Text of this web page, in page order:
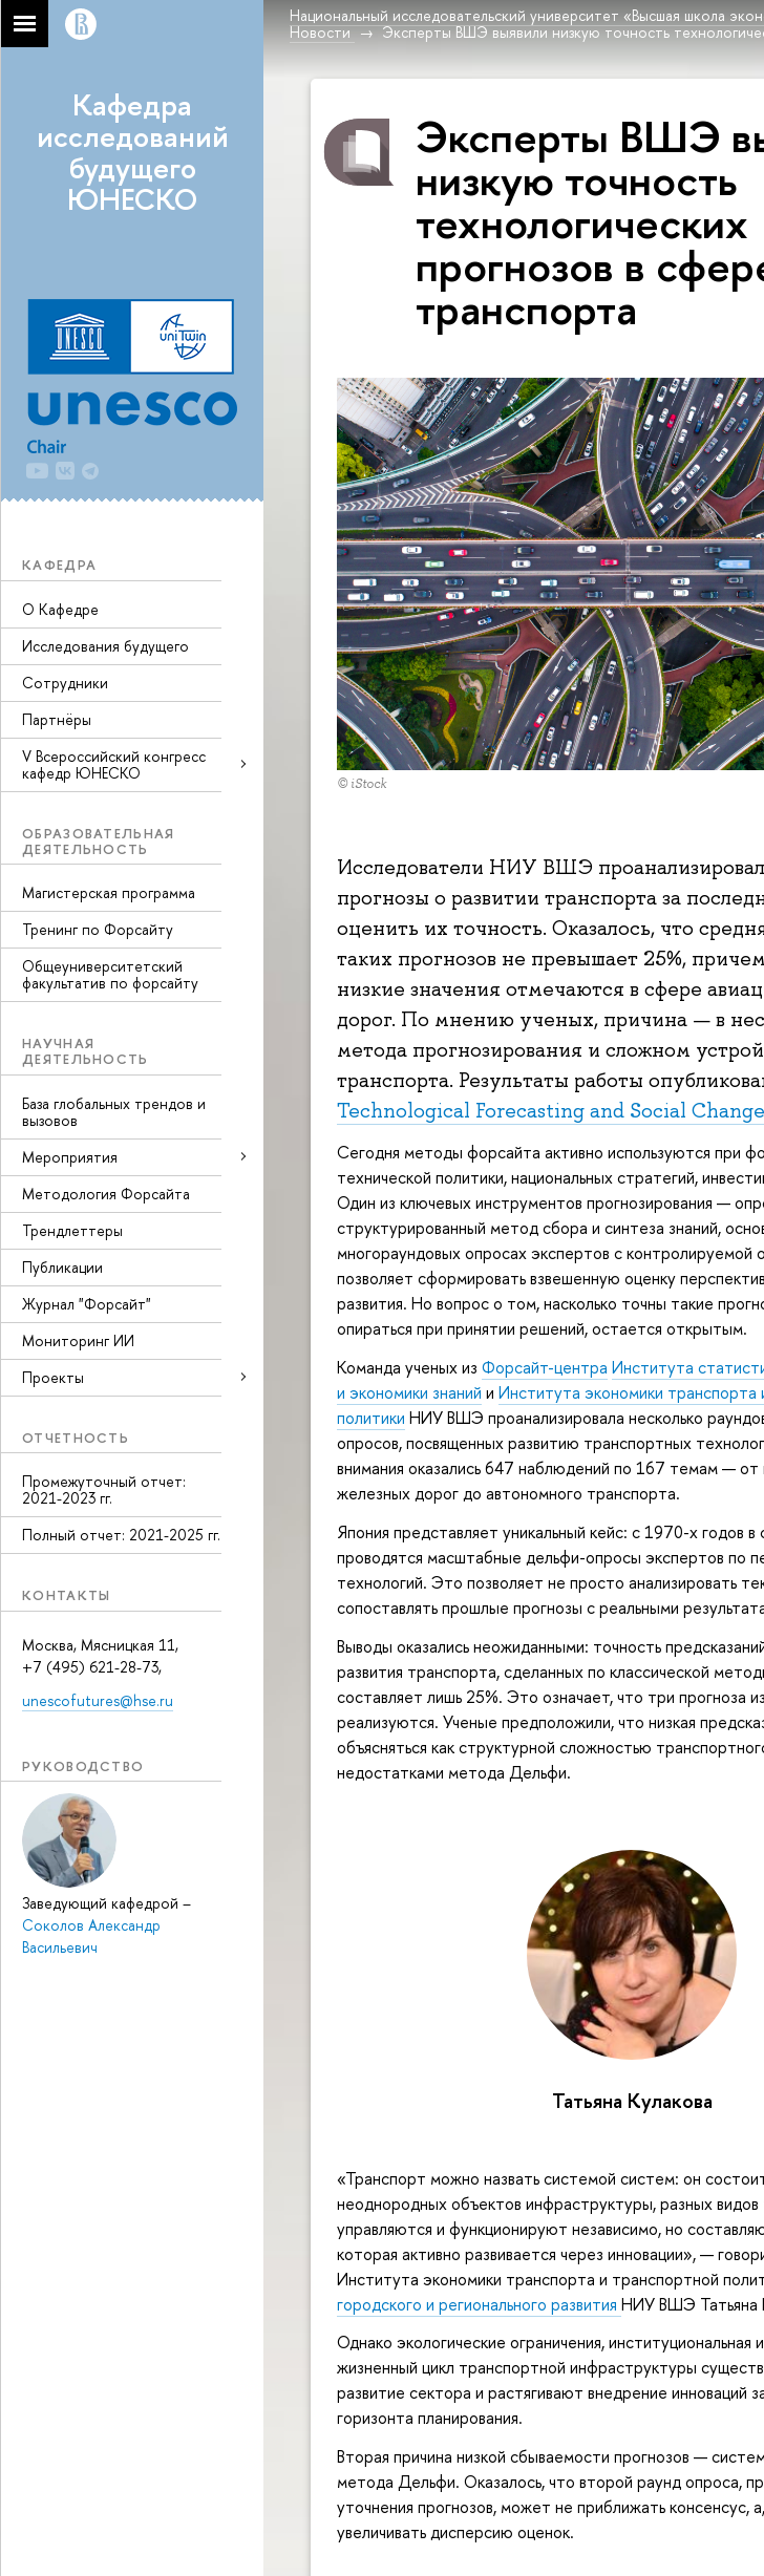
Национальный исследовательский университет «Высшая школа
Новости
Эксперты ВШЭ выявили низкую точность
Кафедра
исследований
будущего
ЮНЕСКО
КАФЕДРА
О Кафедре
Исследования будущего
Сотрудники
Партнёры
V Всероссийский конгресс
кафедр ЮНЕСКО
ОБРАЗОВАТЕЛЬНАЯ
ДЕЯТЕЛЬНОСТЬ
Магистерская программа
Тренинг по Форсайту
Общеуниверситетский
факультатив по форсайту
НАУЧНАЯ
ДЕЯТЕЛЬНОСТЬ
База глобальных трендов и
вызовов
Мероприятия
Методология Форсайта
Трендлеттеры
Публикации
Журнал "Форсайт"
Мониторинг ИИ
Проекты
ОТЧЕТНОСТЬ
Промежуточный отчет:
2021-2023 гг.
Полный отчет: 2021-2025 гг.
КОНТАКТЫ
Москва, Мясницкая 11,
+7 (495) 621-28-73,
unescofutures@hse.ru
РУКОВОДСТВО
Заведующий кафедрой –
Соколов Александр
Васильевич
Эксперты ВШЭ
низкую точность
технологических
прогнозов в
транспорта
© iStock
Исследователи НИУ ВШЭ
прогнозы о развитии транспорта за
оценить их точность. Оказалось, что
таких прогнозов не превышает 25%,
низкие значения отмечаются в сфере
дорог. По мнению ученых, причина — в
метода прогнозирования и сложном
транспорта. Результаты работы
Technological Forecasting and Social Change
Сегодня методы форсайта активно используются при
технической политики, национальных стратегий,
Один из ключевых инструментов прогнозирования —
структурированный метод сбора и синтеза знаний,
многораундовых опросах экспертов с контролируемой
позволяет сформировать взвешенную оценку
развития. Но вопрос о том, насколько точны такие
опираться при принятии решений, остается открытым.
Команда ученых из Форсайт-центра Института
и экономики знаний и Института экономики транспорта
политики НИУ ВШЭ проанализировала несколько
опросов, посвященных развитию транспортных
внимания оказались 647 наблюдений по 167 темам —
железных дорог до автономного транспорта.
Япония представляет уникальный кейс: с 1970-х годов в
проводятся масштабные дельфи-опросы экспертов по
технологий. Это позволяет не просто анализировать
сопоставлять прошлые прогнозы с реальными
Выводы оказались неожиданными: точность
развития транспорта, сделанных по классической
составляет лишь 25%. Это означает, что три прогноза
реализуются. Ученые предположили, что низкая
объясняться как структурной сложностью
недостатками метода Дельфи.
Татьяна Кулакова
«Транспорт можно назвать системой систем: он
неоднородных объектов инфраструктуры, разных
управляются и функционируют независимо, но
которая активно развивается через инновации», —
Института экономики транспорта и транспортной
городского и регионального развития НИУ ВШЭ Татьяна
Однако экологические ограничения, институциональная
жизненный цикл транспортной инфраструктуры
развитие сектора и растягивают внедрение инноваций
горизонта планирования.
Вторая причина низкой сбываемости прогнозов —
метода Дельфи. Оказалось, что второй раунд опроса,
уточнения прогнозов, может не приближать консенсус,
увеличивать дисперсию оценок.